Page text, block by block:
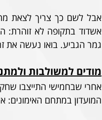
גמר הגביע. בואו נעשה את
מודים למשולבות
אחרי שבחמישי התייצבו
המועדון במתחם האימונים: